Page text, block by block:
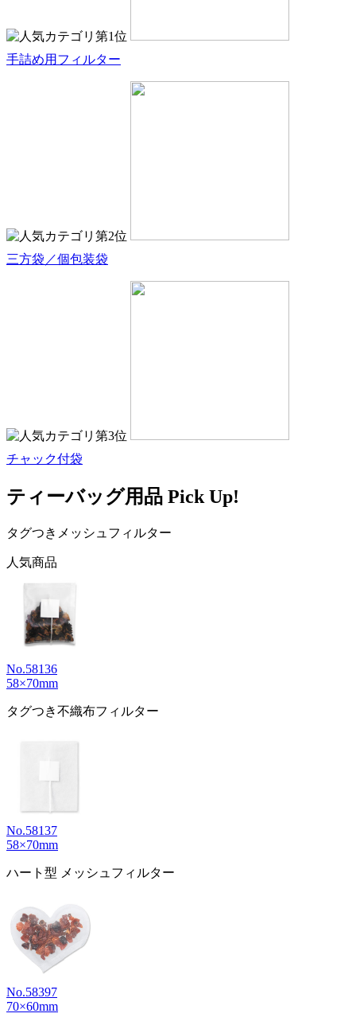
手詰め用フィルター
三方袋／個包装袋
チャック付袋
ティーバッグ用品 Pick Up!
タグつきメッシュフィルター
人気商品
No.58136
58×70mm
タグつき不織布フィルター
No.58137
58×70mm
ハート型 メッシュフィルター
No.58397
70×60mm